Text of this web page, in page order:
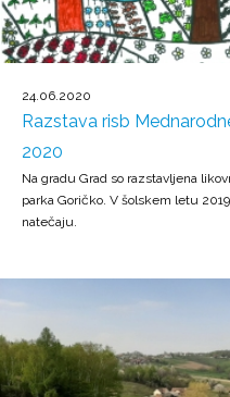
24.06.2020
Razstava risb
2020
Na gradu Grad so razstavljena
parka Goričko. V šolskem letu
natečaju.